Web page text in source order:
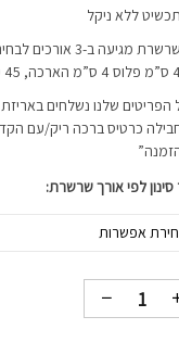
ללא ניקל
ס”מ הארכה
הפריטים שלנו נשלחים
כרטיס ברכה ריק/עם
לפי אורך שרשרת
אפשרות